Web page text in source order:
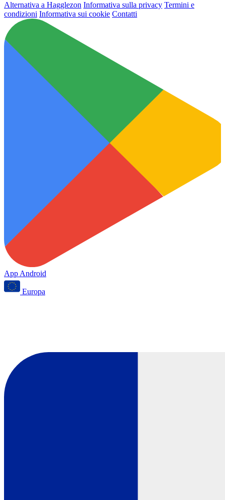
Alternativa a Hagglezon Informativa sulla privacy Termini e
condizioni Informativa sui cookie Contatti
App Android
Europa